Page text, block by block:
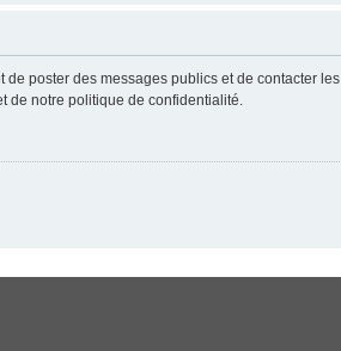
poster des messages publics et de contacter
de notre politique de confidentialité.